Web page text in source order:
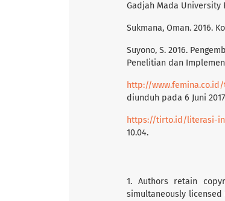
Gadjah Mada University
Sukmana, Oman. 2016.
Suyono, S. 2016.
Penelitian dan
http://
diunduh pada 6 Juni
https://tirto.id/literasi-
10.04.
1. Authors retain
simultaneously licensed